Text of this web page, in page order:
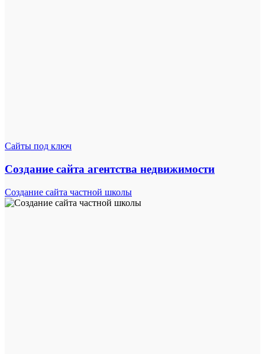
Сайты под ключ
Создание сайта агентства недвижимости
Создание сайта частной школы